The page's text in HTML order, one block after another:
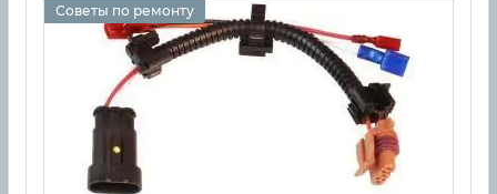
Советы по ремонту